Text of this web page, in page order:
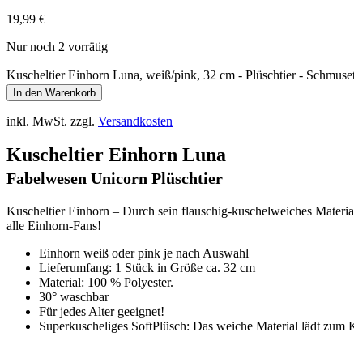
19,99 €
Nur noch 2 vorrätig
Kuscheltier Einhorn Luna, weiß/pink, 32 cm - Plüschtier -
In den Warenkorb
inkl. MwSt. zzgl. Versandkosten
Kuscheltier Einhorn Luna
Fabelwesen Unicorn Plüschtier
Kuscheltier Einhorn – Durch sein flauschig-kuschelweiches
alle Einhorn-Fans!
Einhorn weiß oder pink je nach Auswahl
Lieferumfang: 1 Stück in Größe ca. 32 cm
Material: 100 % Polyester.
30° waschbar
Für jedes Alter geeignet!
Superkuscheliges SoftPlüsch: Das weiche Material lädt zum